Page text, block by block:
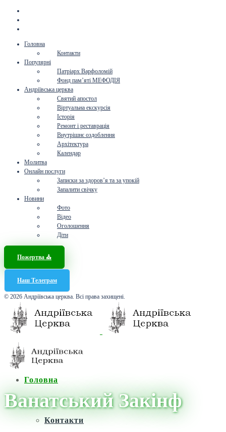
Головна
Контакти
Популярні
Патріарх Варфоломій
Фонд пам’яті МЕФОДІЯ
Андріївська церква
Святий апостол
Віртуальна екскурсія
Історія
Ремонт і реставрація
Внутрішнє оздоблення
Архітектура
Календар
Молитва
Онлайн послуги
Записки за здоров’я та за упокій
Запалити свічку
Новини
Фото
Відео
Оголошення
Діти
Пожертва ⛪️
Наш Телеграм
© 2026 Андріївська церква. Всі права захищені.
Головна
Контакти
Ванатський Закінф